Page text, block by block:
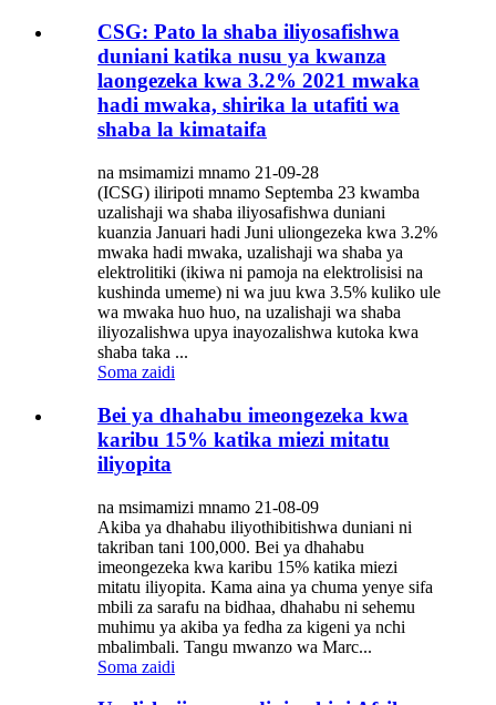
CSG: Pato la shaba iliyosafishwa
duniani katika nusu ya kwanza
laongezeka kwa 3.2% 2021 mwaka
hadi mwaka, shirika la utafiti wa
shaba la kimataifa
na msimamizi mnamo 21-09-28
(ICSG) iliripoti mnamo Septemba 23 kwamba
uzalishaji wa shaba iliyosafishwa duniani
kuanzia Januari hadi Juni uliongezeka kwa 3.2%
mwaka hadi mwaka, uzalishaji wa shaba ya
elektrolitiki (ikiwa ni pamoja na elektrolisisi na
kushinda umeme) ni wa juu kwa 3.5% kuliko ule
wa mwaka huo huo, na uzalishaji wa shaba
iliyozalishwa upya inayozalishwa kutoka kwa
shaba taka ...
Soma zaidi
Bei ya dhahabu imeongezeka kwa
karibu 15% katika miezi mitatu
iliyopita
na msimamizi mnamo 21-08-09
Akiba ya dhahabu iliyothibitishwa duniani ni
takriban tani 100,000. Bei ya dhahabu
imeongezeka kwa karibu 15% katika miezi
mitatu iliyopita. Kama aina ya chuma yenye sifa
mbili za sarafu na bidhaa, dhahabu ni sehemu
muhimu ya akiba ya fedha za kigeni ya nchi
mbalimbali. Tangu mwanzo wa Marc...
Soma zaidi